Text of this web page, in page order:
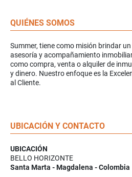
QUIÉNES SOMOS
Summer, tiene como misión brindar
asesoría y acompañamiento
como compra, venta o alquiler de
y dinero. Nuestro enfoque es la
al Cliente.
UBICACIÓN Y CONTACTO
UBICACIÓN
BELLO HORIZONTE
Santa Marta - Magdalena - Colombia